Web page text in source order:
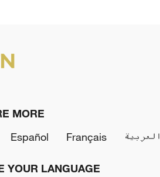
MORE
Español Français العربية
YOUR LANGUAGE